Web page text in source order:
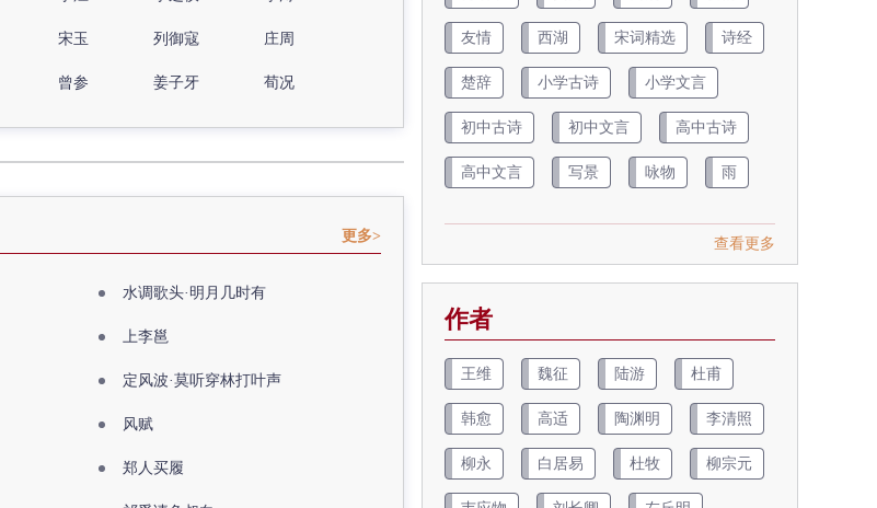
宋玉 列御寇 庄周
曾参 姜子牙 荀况
更多>
水调歌头·明月几时有
上李邕
定风波·莫听穿林打叶声
风赋
郑人买履
友情 西湖 宋词精选 诗经
楚辞 小学古诗 小学文言
初中古诗 初中文言 高中古诗
高中文言 写景 咏物 雨
查看更多
作者
王维 魏征 陆游 杜甫
韩愈 高适 陶渊明 李清照
柳永 白居易 杜牧 柳宗元